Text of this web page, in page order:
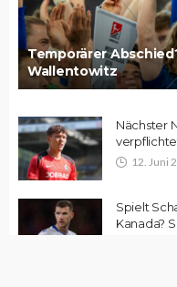
Temporärer
Wallentowitz
Nächster
12. Juni
Spielt
Kanada?